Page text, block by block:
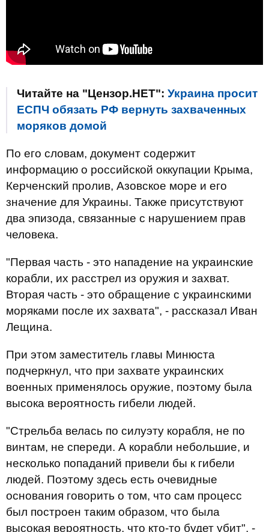
Читайте на "Цензор.НЕТ": Украина просит
ЕСПЧ обязать РФ вернуть захваченных
моряков домой
По его словам, документ содержит
информацию о российской оккупации Крыма,
Керченский пролив, Азовское море и его
значение для Украины. Также присутствуют
два эпизода, связанные с нарушением прав
человека.
"Первая часть - это нападение на украинские
корабли, их расстрел из оружия и захват.
Вторая часть - это обращение с украинскими
моряками после их захвата", - рассказал Иван
Лещина.
При этом заместитель главы Минюста
подчеркнул, что при захвате украинских
военных применялось оружие, поэтому была
высока вероятность гибели людей.
"Стрельба велась по силуэту корабля, не по
винтам, не спереди. А корабли небольшие, и
несколько попаданий привели бы к гибели
людей. Поэтому здесь есть очевидные
основания говорить о том, что сам процесс
был построен таким образом, что была
высокая вероятность, что кто-то будет убит", -